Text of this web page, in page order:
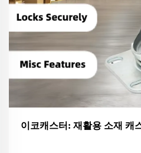
이코캐스터: 재활용 소재 캐